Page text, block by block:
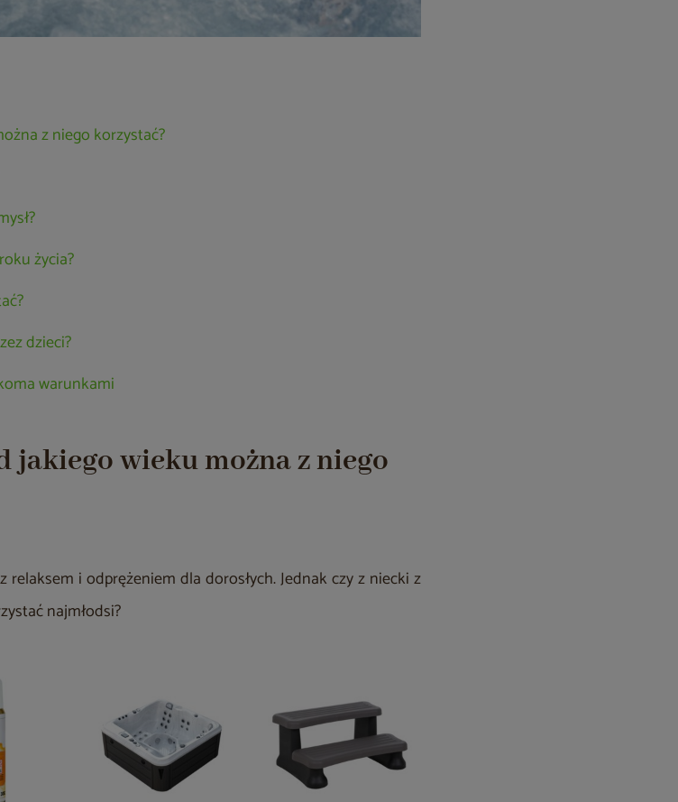
z niego korzystać?
życia?
dzieci?
warunkami
jakiego wieku można z niego
relaksem i odprężeniem dla dorosłych. Jednak czy z niecki z
najmłodsi?